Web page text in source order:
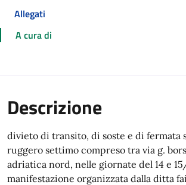
Allegati
A cura di
Descrizione
divieto di transito, di soste e di fermata
ruggero settimo compreso tra via g.
adriatica nord, nelle giornate del 14 e
manifestazione organizzata dalla ditta